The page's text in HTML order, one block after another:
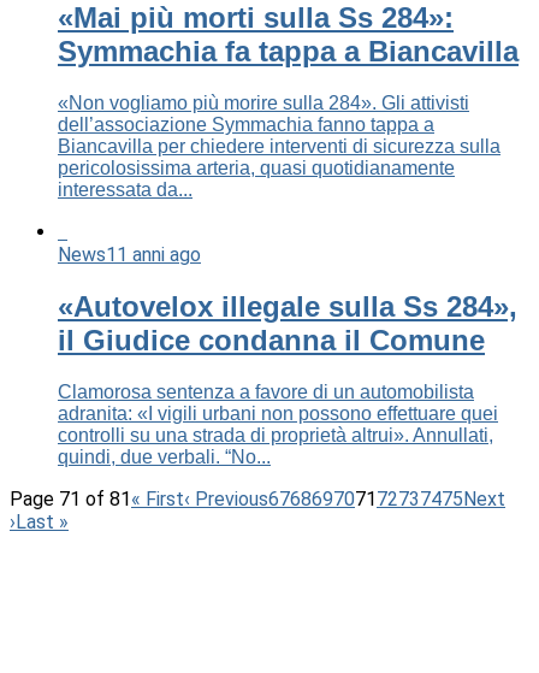
«Mai più morti sulla Ss 284»:
Symmachia fa tappa a Biancavilla
«Non vogliamo più morire sulla 284». Gli attivisti
dell’associazione Symmachia fanno tappa a
Biancavilla per chiedere interventi di sicurezza sulla
pericolosissima arteria, quasi quotidianamente
interessata da...
News11 anni ago
«Autovelox illegale sulla Ss 284»,
il Giudice condanna il Comune
Clamorosa sentenza a favore di un automobilista
adranita: «I vigili urbani non possono effettuare quei
controlli su una strada di proprietà altrui». Annullati,
quindi, due verbali. “No...
Page 71 of 81« First‹ Previous676869707172737475Next
›Last »